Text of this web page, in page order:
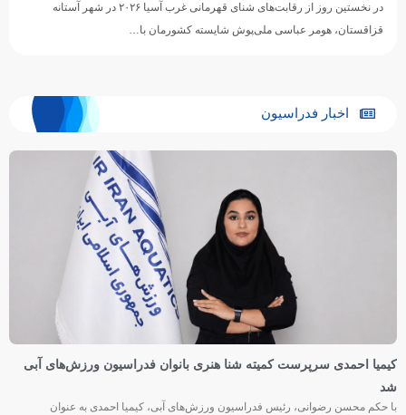
در نخستین روز از رقابت‌های شنای قهرمانی غرب آسیا ۲۰۲۶ در شهر آستانه
قزاقستان، هومر عباسی ملی‌پوش شایسته کشورمان با…
اخبار فدراسیون
کیمیا احمدی سرپرست کمیته شنا هنری بانوان فدراسیون ورزش‌های آبی
شد
با حکم محسن رضوانی، رئیس فدراسیون ورزش‌های آبی، کیمیا احمدی به عنوان